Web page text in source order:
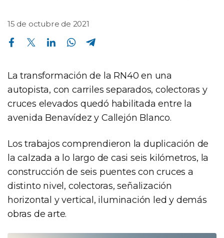
15 de octubre de 2021
Compartir en Facebook Compartir en Twitter Compartir en Linkedin Compartir en Whatsapp
La transformación de la RN40 en una
autopista, con carriles separados, colectoras y
cruces elevados quedó habilitada entre la
avenida Benavídez y Callejón Blanco.
Los trabajos comprendieron la duplicación de
la calzada a lo largo de casi seis kilómetros, la
construcción de seis puentes con cruces a
distinto nivel, colectoras, señalización
horizontal y vertical, iluminación led y demás
obras de arte.